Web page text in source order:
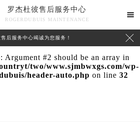
parameter 1 to be array, null
two/www.sjmbwxgs.com/wp-
header-auto.php
24
Argument #2 should be an array in
two/www.sjmbwxgs.com/wp-
header-auto.php on line 32
罗杰杜彼售后服务中心
ROGERDUBUIS MAINTENANCE

后服务中心竭诚为您服务！ 